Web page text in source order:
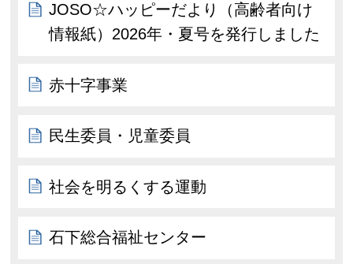
JOSO☆ハッピーだより（高齢者向け
情報紙）2026年・夏号を発行しました
赤十字事業
民生委員・児童委員
社会を明るくする運動
石下総合福祉センター